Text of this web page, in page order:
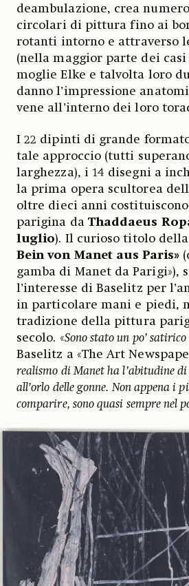
deambulazione, crea
circolari di pittura fino ai
rotanti intorno e attraverso
(nella maggior parte dei
moglie Elke e talvolta loro
danno l’impressione
vene all’interno dei loro
I 22 dipinti di grande
tale approccio (tutti
larghezza), i 14 disegni a
la prima opera scultorea
oltre dieci anni
parigina da Thaddaeus
luglio). Il curioso titolo
Bein von Manet aus Paris»
gamba di Manet da Parigi»),
l’interesse di Baselitz per
in particolare mani e piedi,
tradizione della pittura
secolo. «Sono stato un po’
Baselitz a «The Art
realismo di Manet ha l’abitudine
all’orlo delle gonne. Non appena i
comparire, sono quasi sempre nel